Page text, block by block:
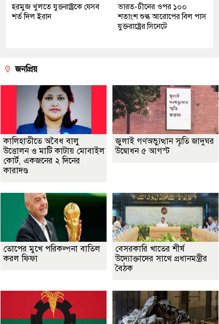
হরমুজ খুলতে যুক্তরাষ্ট্রকে যেসব
শর্ত দিল ইরান
ভারত-চীনের ওপর ১০০
শতাংশ শুল্ক আরোপের বিল পাস
যুক্তরাষ্ট্রের সিনেটে
জনপ্রিয়
কালিহাতীতে অবৈধ বালু
উত্তোলন ও মাটি কাটায় মোবাইল
কোর্ট, একজনের ২ দিনের
কারাদণ্ড
জুলাই গণঅভ্যুত্থান স্মৃতি জাদুঘর
উদ্বোধন ৫ আগস্ট
তোপের মুখে পরিকল্পনা বাতিল
করল ফিফা
বেসরকারি খাতের শীর্ষ
উদ্যোক্তাদের সাথে প্রধানমন্ত্রীর
বৈঠক